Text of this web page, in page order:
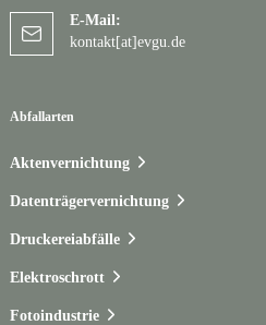
E-Mail:
kontakt[at]evgu.de
Abfallarten
Aktenvernichtung
Datenträgervernichtung
Druckereiabfälle
Elektroschrott
Fotoindustrie